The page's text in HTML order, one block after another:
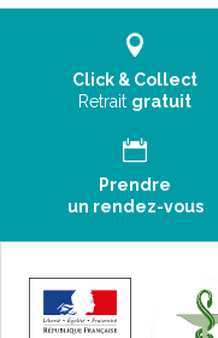
Click & Collect
Retrait gratuit
Prendre
un rendez-vous